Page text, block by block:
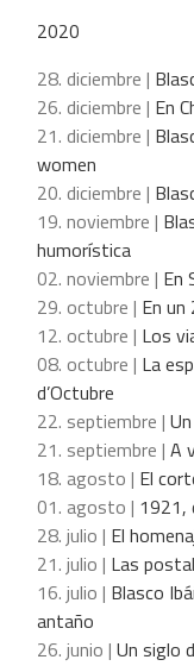
2020
28. diciembre |
26. diciembre | En
21. diciembre |
women
20. diciembre |
19. noviembre |
humorística
02. noviembre | En
29. octubre | En
12. octubre | Los
08. octubre | La
d’Octubre
22. septiembre |
21. septiembre | A
18. agosto | El
01. agosto | 1921,
28. julio | El
21. julio | Las
16. julio | Blasco
antaño
26. junio | Un siglo